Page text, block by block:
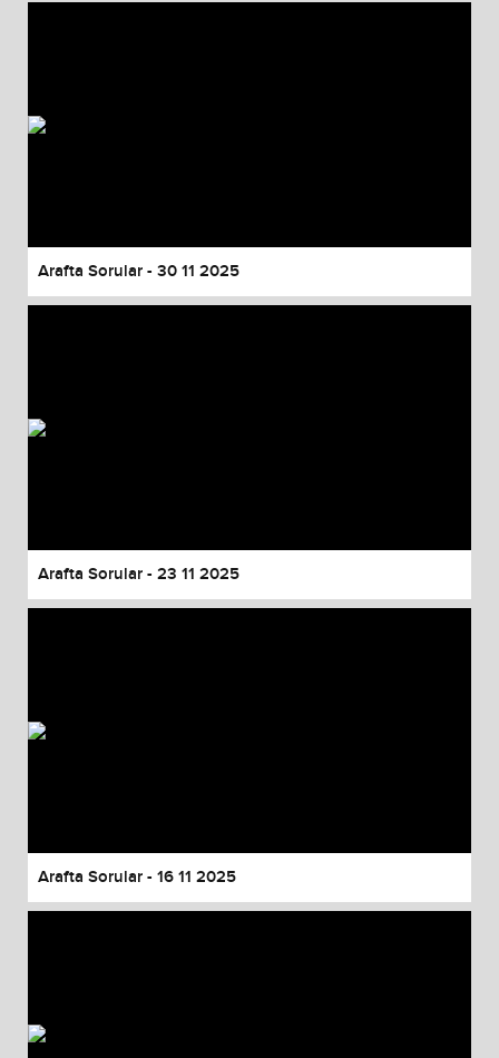
Arafta Sorular - 30 11 2025
Arafta Sorular - 23 11 2025
Arafta Sorular - 16 11 2025